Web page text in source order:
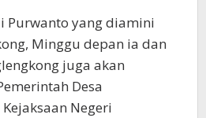
Purwanto yang diamini
Minggu depan ia dan
juga akan
Desa
Negeri